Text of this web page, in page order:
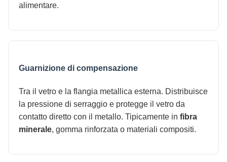
alimentare.
Guarnizione di compensazione
Tra il vetro e la flangia metallica esterna. Distribuisce
la pressione di serraggio e protegge il vetro da
contatto diretto con il metallo. Tipicamente in fibra
minerale, gomma rinforzata o materiali compositi.